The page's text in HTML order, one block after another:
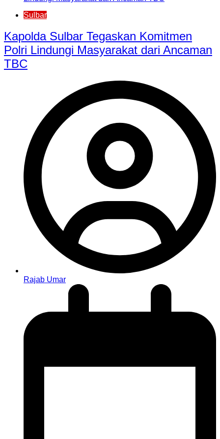
Sulbar
Kapolda Sulbar Tegaskan Komitmen
Polri Lindungi Masyarakat dari Ancaman
TBC
Rajab Umar